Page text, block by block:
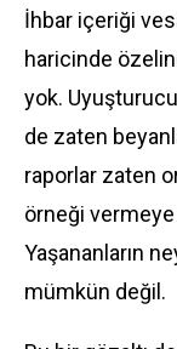
İhbar içeriği
haricinde
yok.
de zaten
raporlar zaten
örneği
Yaşananların
mümkün değil.